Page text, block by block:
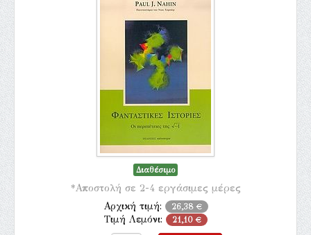
Διαθέσιμο
*Αποστολή σε 2-4 εργάσιμες μέρες
Αρχική τιμή: 26,38 €
Τιμή Λεμόνι: 21,10 €